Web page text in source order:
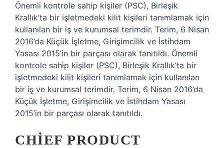
Önemli kontrole sahip kişiler (PSC), Birleşik
Krallık’ta bir işletmedeki kilit kişileri tanımlamak için
kullanılan bir iş ve kurumsal terimdir. Terim, 6 Nisan
2016’da Küçük İşletme, Girişimcilik ve İstihdam
Yasası 2015’in bir parçası olarak tanıtıldı. Önemli
kontrole sahip kişiler (PSC), Birleşik Krallık’ta bir
işletmedeki kilit kişileri tanımlamak için kullanılan
bir iş ve kurumsal terimdir. Terim, 6 Nisan 2016’da
Küçük İşletme, Girişimcilik ve İstihdam Yasası
2015’in bir parçası olarak tanıtıldı.
CHIEF PRODUCT